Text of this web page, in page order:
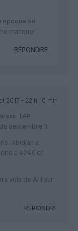
époque du
manque!
RÉPONDRE
2017 - 22 h 10 min
TAP
septembre !!
Abidjan a
a 424€ et
vols de AH sur
RÉPONDRE